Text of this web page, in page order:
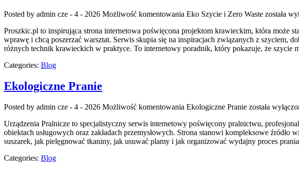
Posted by admin cze - 4 - 2026 Możliwość komentowania Eko Szycie i Zero Waste została
Proszkic.pl to inspirująca strona internetowa poświęcona projektom krawieckim, która może
wprawę i chcą poszerzać warsztat. Serwis skupia się na inspiracjach związanych z
różnych technik krawieckich w praktyce. To internetowy poradnik, który pokazuje, że
Categories: Blog
Ekologiczne Pranie
Posted by admin cze - 4 - 2026 Możliwość komentowania Ekologiczne Pranie została
Urządzenia Pralnicze to specjalistyczny serwis internetowy poświęcony pralnictwu,
obiektach usługowych oraz zakładach przemysłowych. Strona stanowi kompleksowe
suszarek, jak pielęgnować tkaniny, jak usuwać plamy i jak organizować wydajny proces
Categories: Blog